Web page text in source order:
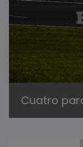
Cuatro